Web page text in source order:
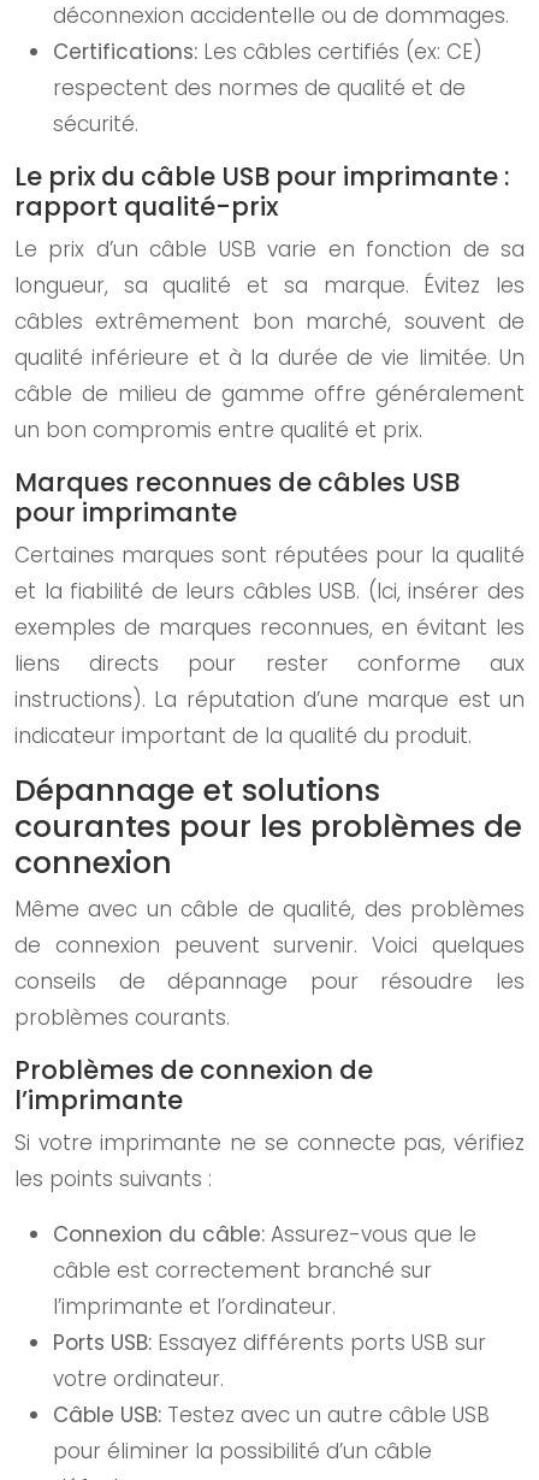
déconnexion accidentelle ou de dommages.
Certifications: Les câbles certifiés (ex: CE)
respectent des normes de qualité et de
sécurité.
Le prix du câble USB pour imprimante :
rapport qualité-prix
Le prix d’un câble USB varie en fonction de sa
longueur, sa qualité et sa marque. Évitez les
câbles extrêmement bon marché, souvent de
qualité inférieure et à la durée de vie limitée. Un
câble de milieu de gamme offre généralement
un bon compromis entre qualité et prix.
Marques reconnues de câbles USB
pour imprimante
Certaines marques sont réputées pour la qualité
et la fiabilité de leurs câbles USB. (Ici, insérer des
exemples de marques reconnues, en évitant les
liens directs pour rester conforme aux
instructions). La réputation d’une marque est un
indicateur important de la qualité du produit.
Dépannage et solutions
courantes pour les problèmes de
connexion
Même avec un câble de qualité, des problèmes
de connexion peuvent survenir. Voici quelques
conseils de dépannage pour résoudre les
problèmes courants.
Problèmes de connexion de
l’imprimante
Si votre imprimante ne se connecte pas, vérifiez
les points suivants :
Connexion du câble: Assurez-vous que le
câble est correctement branché sur
l’imprimante et l’ordinateur.
Ports USB: Essayez différents ports USB sur
votre ordinateur.
Câble USB: Testez avec un autre câble USB
pour éliminer la possibilité d’un câble